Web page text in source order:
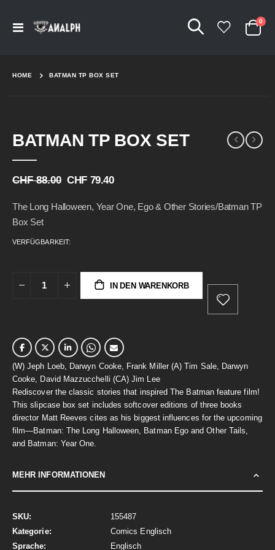
Navigation
Cart
0
HOME BATMAN TP BOX SET
BATMAN TP BOX SET
CHF 88.00 CHF 79.40
The Long Halloween, Year One, Ego & Other Stories/Batman TP
Box Set
VERFÜGBARKEIT:
IN DEN WARENKORB
(W) Jeph Loeb, Darwyn Cooke, Frank Miller (A) Tim Sale, Darwyn
Cooke, David Mazzucchelli (CA) Jim Lee
Rediscover the classic stories that inspired The Batman feature film!
This slipcase box set includes softcover editions of three books
director Matt Reeves cites as his biggest influences for the upcoming
film—Batman: The Long Halloween, Batman Ego and Other Tails,
and Batman: Year One.
MEHR INFORMATIONEN
Mehr
Informationen
155487
Comics Englisch
Englisch
to
the
end
of
to
the
beginning
of